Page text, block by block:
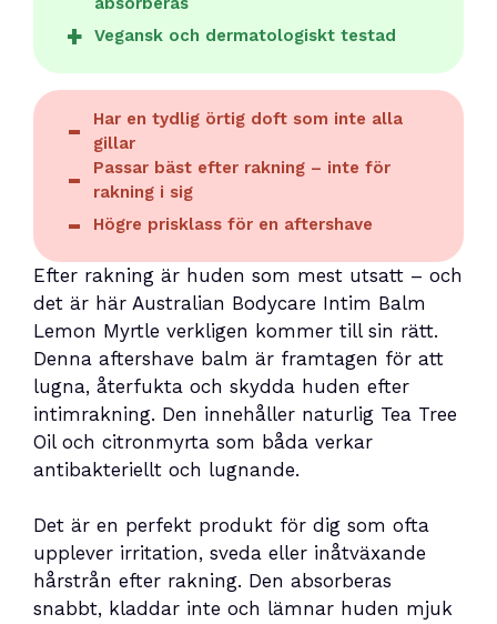
Vegansk och dermatologiskt testad
Har en tydlig örtig doft som inte alla
gillar
Passar bäst efter rakning – inte för
rakning i sig
Högre prisklass för en aftershave
Efter rakning är huden som mest utsatt – och
det är här Australian Bodycare Intim Balm
Lemon Myrtle verkligen kommer till sin rätt.
Denna aftershave balm är framtagen för att
lugna, återfukta och skydda huden efter
intimrakning. Den innehåller naturlig Tea Tree
Oil och citronmyrta som båda verkar
antibakteriellt och lugnande.
Det är en perfekt produkt för dig som ofta
upplever irritation, sveda eller inåtväxande
hårstrån efter rakning. Den absorberas
snabbt, kladdar inte och lämnar huden mjuk